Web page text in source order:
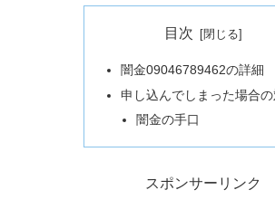
目次
闇金09046789462の詳細
申し込んでしまった場合
闇金の手口
スポンサーリンク